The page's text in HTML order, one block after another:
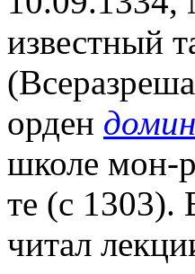
известный
орден
школе мон-
те (с 1303).
читал